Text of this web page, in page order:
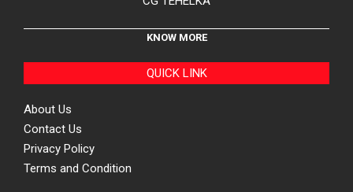
KNOW MORE
QUICK LINK
About Us
Contact Us
Privacy Policy
Terms and Condition